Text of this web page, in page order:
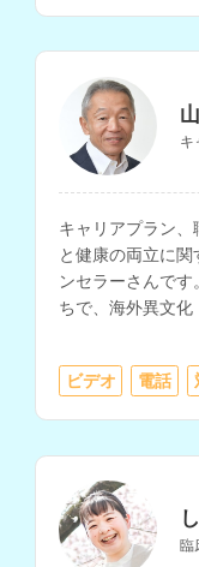
キ
キャリアプラン
と健康の両立に
ンセラーさんで
ちで、海外異文
ビデオ 電話
臨